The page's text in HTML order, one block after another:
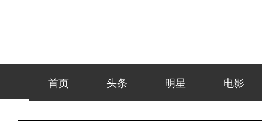
首页 头条 明星 电影